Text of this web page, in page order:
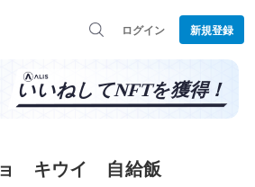
ログイン 新規登録
キウイ 自給飯